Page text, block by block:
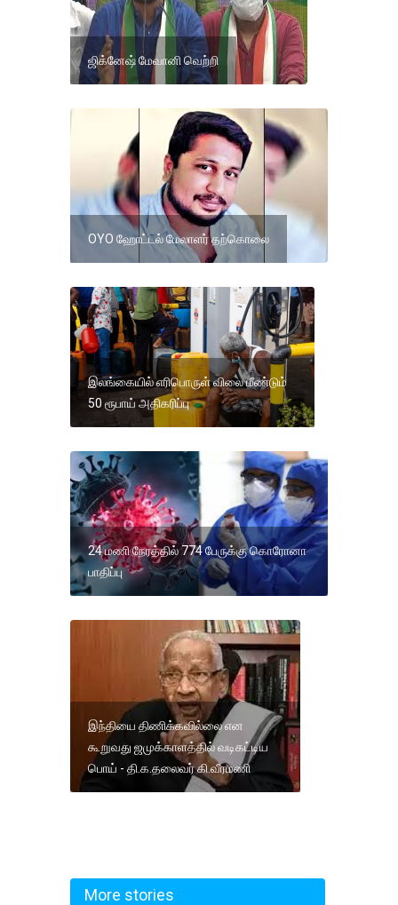
ஜிக்னேஷ் மேவானி வெற்றி
OYO ஹோட்டல் மேலாளர் தற்கொலை
இலங்கையில் எரிபொருள் விலை மீண்டும்
50 ரூபாய் அதிகரிப்பு
24 மணி நேரத்தில் 774 பேருக்கு கொரோனா
பாதிப்பு
இந்தியை திணிக்கவில்லை என
கூறுவது ஜமுக்காளத்தில் வடிகட்டிய
பொய் - தி.க.தலைவர் கி.வீரமணி
More stories